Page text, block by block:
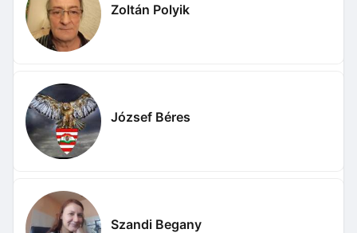
Zoltán Polyik
József Béres
Szandi Begany